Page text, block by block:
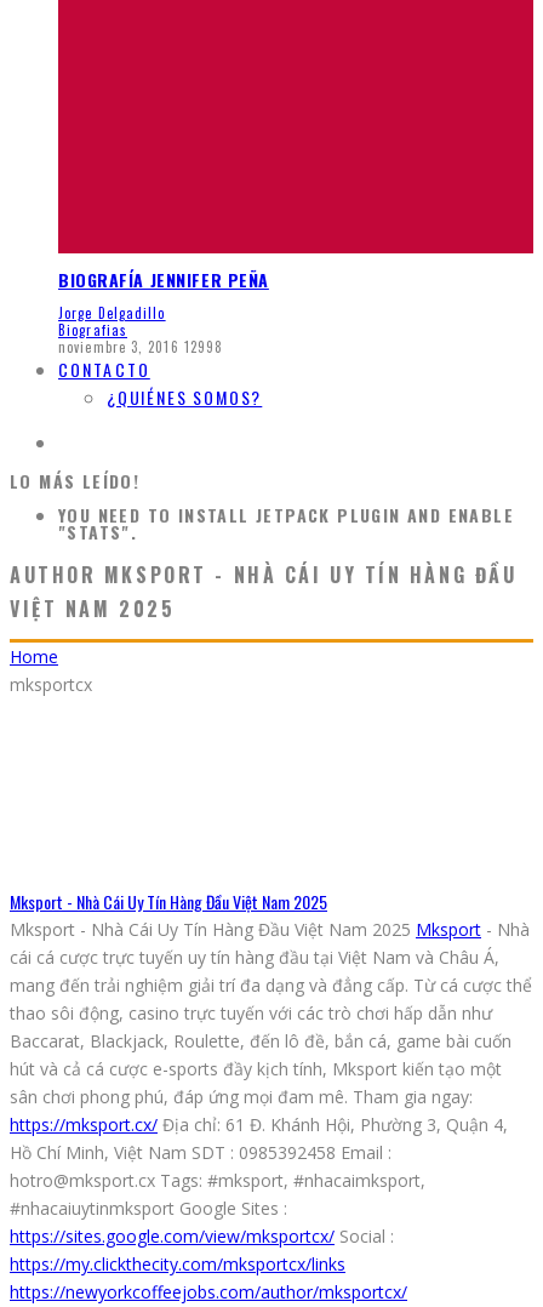
BIOGRAFÍA JENNIFER PEÑA
Jorge Delgadillo
Biografias
noviembre 3, 2016 12998
CONTACTO
¿QUIÉNES SOMOS?
LO MÁS LEÍDO!
YOU NEED TO INSTALL JETPACK PLUGIN AND ENABLE
"STATS".
AUTHOR MKSPORT - NHÀ CÁI UY TÍN HÀNG ĐẦU
VIỆT NAM 2025
Home
mksportcx
Mksport - Nhà Cái Uy Tín Hàng Đầu Việt Nam 2025
Mksport - Nhà Cái Uy Tín Hàng Đầu Việt Nam 2025 Mksport - Nhà
cái cá cược trực tuyến uy tín hàng đầu tại Việt Nam và Châu Á,
mang đến trải nghiệm giải trí đa dạng và đẳng cấp. Từ cá cược thể
thao sôi động, casino trực tuyến với các trò chơi hấp dẫn như
Baccarat, Blackjack, Roulette, đến lô đề, bắn cá, game bài cuốn
hút và cả cá cược e-sports đầy kịch tính, Mksport kiến tạo một
sân chơi phong phú, đáp ứng mọi đam mê. Tham gia ngay:
https://mksport.cx/ Địa chỉ: 61 Đ. Khánh Hội, Phường 3, Quận 4,
Hồ Chí Minh, Việt Nam SDT : 0985392458 Email :
hotro@mksport.cx Tags: #mksport, #nhacaimksport,
#nhacaiuytinmksport Google Sites :
https://sites.google.com/view/mksportcx/ Social :
https://my.clickthecity.com/mksportcx/links
https://newyorkcoffeejobs.com/author/mksportcx/